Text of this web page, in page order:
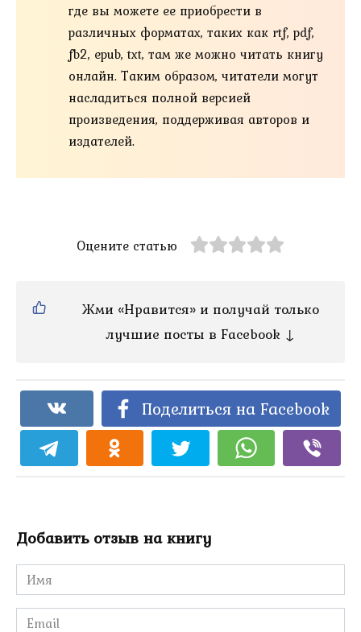
где вы можете ее приобрести в
различных форматах, таких как rtf, pdf,
fb2, epub, txt, там же можно читать книгу
онлайн. Таким образом, читатели могут
насладиться полной версией
произведения, поддерживая авторов и
издателей.
Оцените статью
Жми «Нравится» и получай только
лучшие посты в Facebook ↓
Поделиться на Facebook
Добавить отзыв на книгу
Имя
*
Email